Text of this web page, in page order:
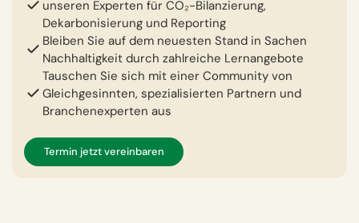
unseren Experten für CO₂-Bilanzierung,
Dekarbonisierung und Reporting
Bleiben Sie auf dem neuesten Stand in Sachen
Nachhaltigkeit durch zahlreiche Lernangebote
Tauschen Sie sich mit einer Community von
Gleichgesinnten, spezialisierten Partnern und
Branchenexperten aus
Termin jetzt vereinbaren